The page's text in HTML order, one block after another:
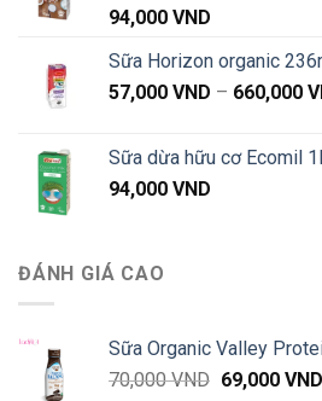
94,000 VND
Sữa Horizon organic
57,000 VND – 660,000
Sữa dừa hữu cơ Ecomil
94,000 VND
ĐÁNH GIÁ CAO
Sữa Organic Valley
70,000VND Giá
69,000 VND